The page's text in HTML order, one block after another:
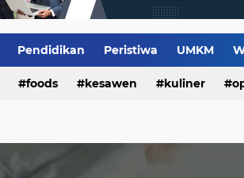
Flashback
Pendidikan Peristiwa UMKM
foods kesawen kuliner